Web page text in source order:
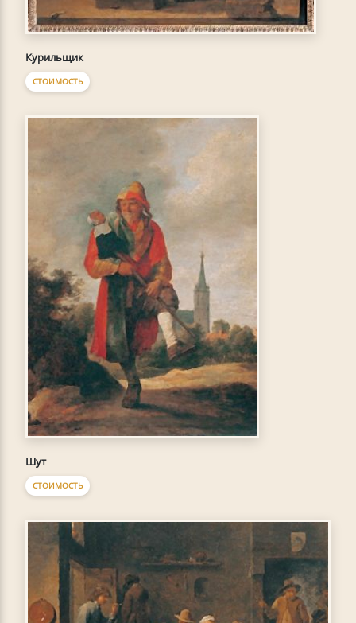
Курильщик
СТОИМОСТЬ
Шут
СТОИМОСТЬ